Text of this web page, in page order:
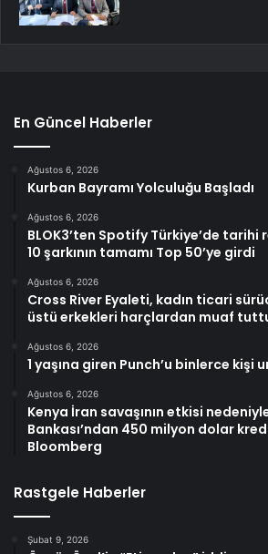
En Güncel Haberler
Ağustos 6, 2026
Kurban Bayramı Yolculuğu Başladı
Ağustos 6, 2026
BLOK3’ten Spotify Türkiye’de
10 şarkının tamamı Top 50’ye girdi
Ağustos 6, 2026
Cross River Eyaleti, kadın ticari
üstü erkekleri harçlardan muaf
Ağustos 6, 2026
1 yaşına giren Punch’u binlerce kişi
Ağustos 6, 2026
Kenya İran savaşının etkisi
Bankası’ndan 450 milyon dolar
Bloomberg
Rastgele Haberler
Şubat 9, 2026